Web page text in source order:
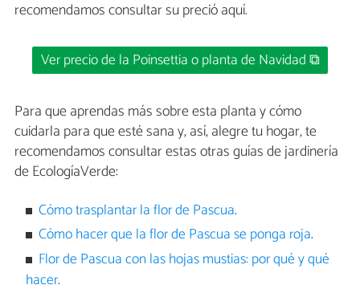
recomendamos consultar su preció aquí.
Ver precio de la Poinsettia o planta de Navidad ⧉
Para que aprendas más sobre esta planta y cómo
cuidarla para que esté sana y, así, alegre tu hogar, te
recomendamos consultar estas otras guías de jardinería
de EcologíaVerde:
Cómo trasplantar la flor de Pascua.
Cómo hacer que la flor de Pascua se ponga roja.
Flor de Pascua con las hojas mustias: por qué y qué
hacer.